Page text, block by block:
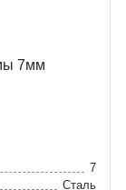
7мм
7
Сталь